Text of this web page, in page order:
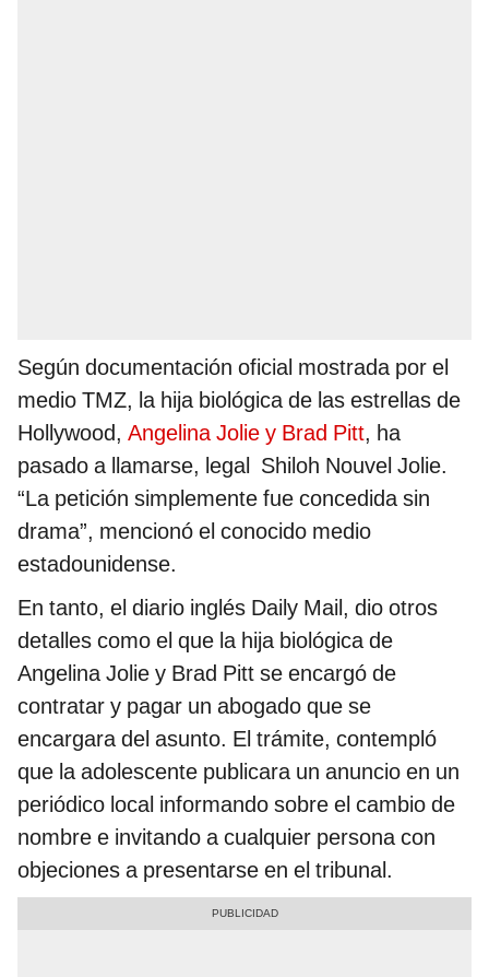
Según documentación oficial mostrada por el
medio TMZ, la hija biológica de las estrellas de
Hollywood, Angelina Jolie y Brad Pitt, ha
pasado a llamarse, legal Shiloh Nouvel Jolie.
“La petición simplemente fue concedida sin
drama”, mencionó el conocido medio
estadounidense.
En tanto, el diario inglés Daily Mail, dio otros
detalles como el que la hija biológica de
Angelina Jolie y Brad Pitt se encargó de
contratar y pagar un abogado que se
encargara del asunto. El trámite, contempló
que la adolescente publicara un anuncio en un
periódico local informando sobre el cambio de
nombre e invitando a cualquier persona con
objeciones a presentarse en el tribunal.